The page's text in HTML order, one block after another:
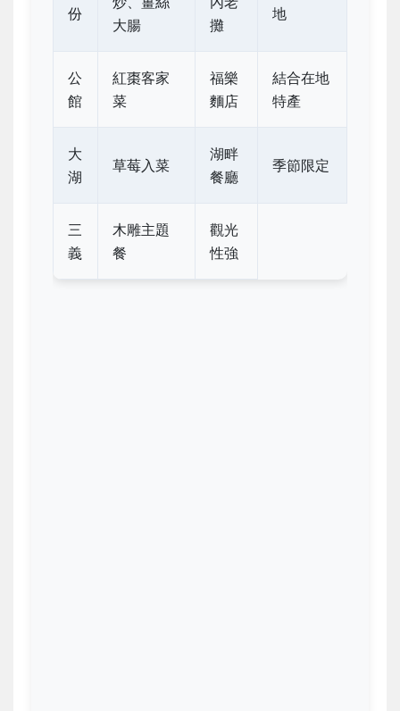
份
大腸
攤
地
公
館
紅棗客家
菜
福樂
麵店
結合在地
特產
大
湖
草莓入菜
湖畔
餐廳
季節限定
三
義
木雕主題
餐
觀光
性強